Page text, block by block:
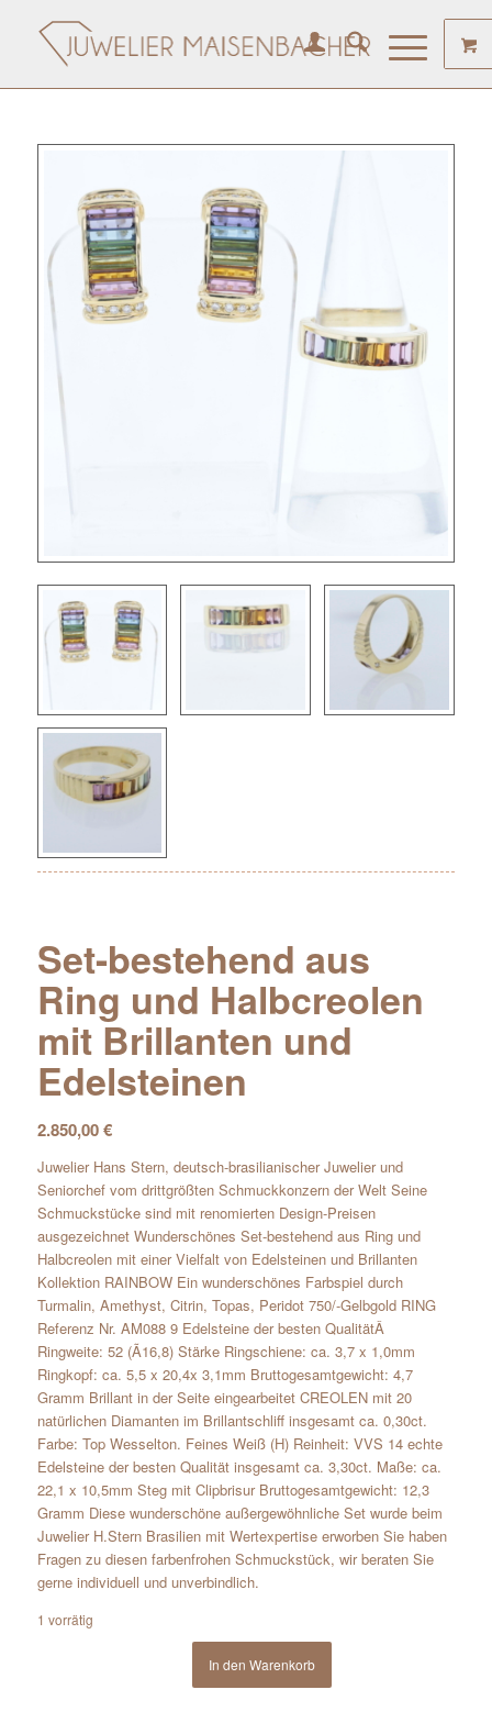
Set-bestehend aus
Ring und Halbcreolen
mit Brillanten und
Edelsteinen
2.850,00€
Juwelier Hans Stern, deutsch-brasilianischer Juwelier und
Seniorchef vom drittgrößten Schmuckkonzern der Welt Seine
Schmuckstücke sind mit renomierten Design-Preisen
ausgezeichnet Wunderschönes Set-bestehend aus Ring und
Halbcreolen mit einer Vielfalt von Edelsteinen und Brillanten
Kollektion RAINBOW Ein wunderschönes Farbspiel durch
Turmalin, Amethyst, Citrin, Topas, Peridot 750/-Gelbgold RING
Referenz Nr. AM088 9 Edelsteine der besten QualitätÂ
Ringweite: 52 (Ã16,8) Stärke Ringschiene: ca. 3,7 x 1,0mm
Ringkopf: ca. 5,5 x 20,4x 3,1mm Bruttogesamtgewicht: 4,7
Gramm Brillant in der Seite eingearbeitet CREOLEN mit 20
natürlichen Diamanten im Brillantschliff insgesamt ca. 0,30ct.
Farbe: Top Wesselton. Feines Weiß (H) Reinheit: VVS 14 echte
Edelsteine der besten Qualität insgesamt ca. 3,30ct. Maße: ca.
22,1 x 10,5mm Steg mit Clipbrisur Bruttogesamtgewicht: 12,3
Gramm Diese wunderschöne außergewöhnliche Set wurde beim
Juwelier H.Stern Brasilien mit Wertexpertise erworben Sie haben
Fragen zu diesen farbenfrohen Schmuckstück, wir beraten Sie
gerne individuell und unverbindlich.
1 vorrätig
In den Warenkorb